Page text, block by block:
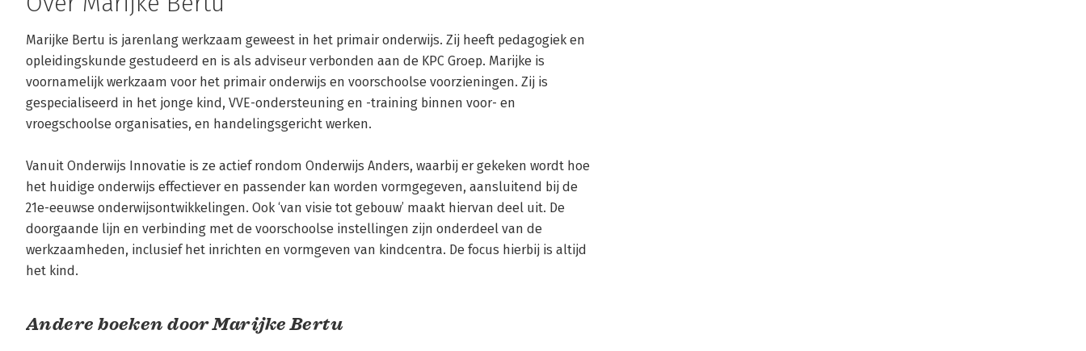
Marijke Bertu is jarenlang werkzaam geweest in het primair onderwijs. Zij heeft pedagogiek en
opleidingskunde gestudeerd en is als adviseur verbonden aan de KPC Groep. Marijke is
voornamelijk werkzaam voor het primair onderwijs en voorschoolse voorzieningen. Zij is
gespecialiseerd in het jonge kind, VVE-ondersteuning en -training binnen voor- en
vroegschoolse organisaties, en handelingsgericht werken.
Vanuit Onderwijs Innovatie is ze actief rondom Onderwijs Anders, waarbij er gekeken wordt hoe
het huidige onderwijs effectiever en passender kan worden vormgegeven, aansluitend bij de
21e-eeuwse onderwijsontwikkelingen. Ook ‘van visie tot gebouw’ maakt hiervan deel uit. De
doorgaande lijn en verbinding met de voorschoolse instellingen zijn onderdeel van de
werkzaamheden, inclusief het inrichten en vormgeven van kindcentra. De focus hierbij is altijd
het kind.
Andere boeken door Marijke Bertu